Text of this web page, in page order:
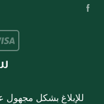
للإبلاغ بشكل مجهول